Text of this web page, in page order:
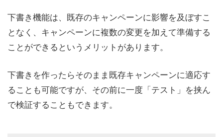
下書き機能は、既存のキャンペーンに影響を及ぼすこ
となく、キャンペーンに複数の変更を加えて準備する
ことができるというメリットがあります。
下書きを作ったらそのまま既存キャンペーンに適応す
ることも可能ですが、その前に一度「テスト」を挟ん
で検証することもできます。